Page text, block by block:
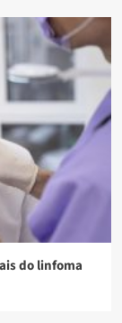
do linfoma